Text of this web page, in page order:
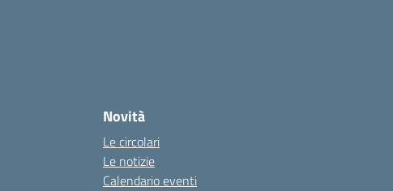
Novità
Le circolari
Le notizie
Calendario eventi